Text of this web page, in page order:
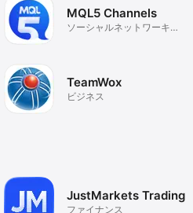
MQL5 Channels
ソーシャルネットワーキン
TeamWox
ビジネス
JustMarkets Trading
ファイナンス